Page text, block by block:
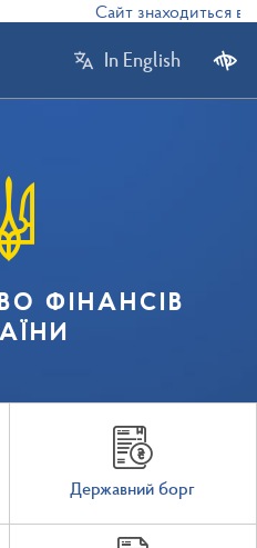
Сайт знаходиться в
In English
ФІНАНСІВ
Державний борг